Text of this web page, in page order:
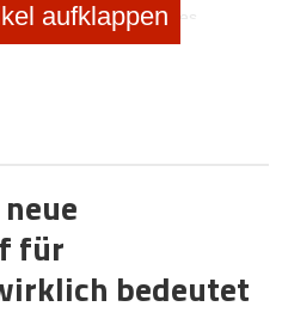
das Angebot eines
Proposition“ definiert den
wir mit unserem
CANVAS: VERTRIEBSKANÄLE
aufklappen
für
bedeutet